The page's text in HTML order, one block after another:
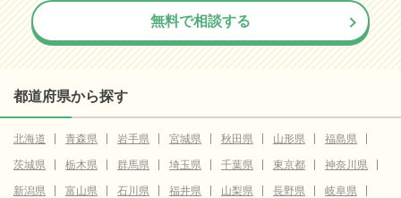
無料で相談する
都道府県から探す
北海道 青森県 岩手県 宮城県 秋田県 山形県
福島県
茨城県
栃木県 群馬県 埼玉県 千葉県 東京都
神奈川県
新潟県
富山県 石川県 福井県 山梨県 長野県
岐阜県